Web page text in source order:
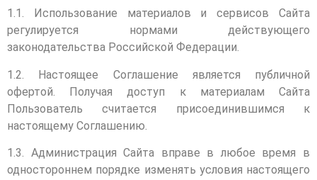
1.1. Использование материалов и сервисов Сайта
регулируется нормами действующего
законодательства Российской Федерации.
1.2. Настоящее Соглашение является публичной
офертой. Получая доступ к материалам Сайта
Пользователь считается присоединившимся к
настоящему Соглашению.
1.3. Администрация Сайта вправе в любое время в
одностороннем порядке изменять условия настоящего